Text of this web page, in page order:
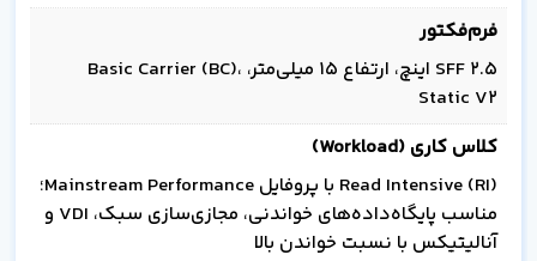
فرم‌فکتور
SFF 2.5 اینچ، ارتفاع 15 میلی‌متر، Basic Carrier (BC)،
Static V2
کلاس کاری (Workload)
Read Intensive (RI) با پروفایل Mainstream Performance؛
مناسب پایگاه‌داده‌های خواندنی، مجازی‌سازی سبک، VDI و
آنالیتیکس با نسبت خواندن بالا